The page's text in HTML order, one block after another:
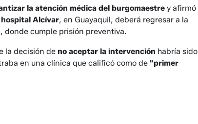
la atención médica del burgomaestre y afirmó
hospital Alcívar, en Guayaquil, deberá regresar a la
donde cumple prisión preventiva.
la decisión de no aceptar la intervención habría sido
en una clínica que calificó como de "primer